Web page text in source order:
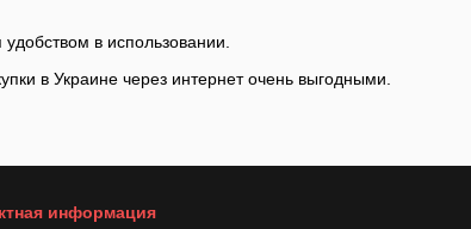
в использовании.
в Украине через интернет очень выгодными.
информация